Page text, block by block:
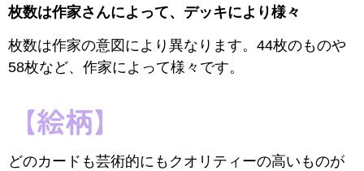
枚数は作家さんによって、デッキにより様々
枚数は作家の意図により異なります。44枚のものや
58枚など、作家によって様々です。
【絵柄】
どのカードも芸術的にもクオリティーの高いものが